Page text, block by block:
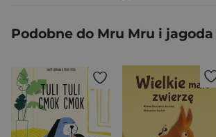
Podobne do Mru Mru i jagoda